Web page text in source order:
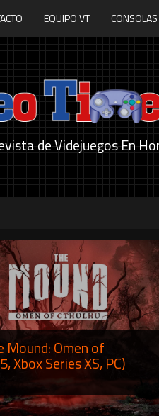
EQUIPO VT CONSOLAS
de Videjuegos En
Mound: Omen of
Xbox Series XS, PC)